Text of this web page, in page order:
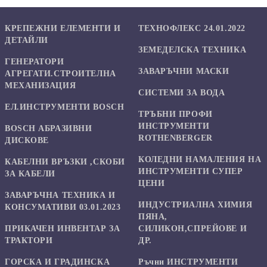
КРЕПЕЖНИ ЕЛЕМЕНТИ И
ДЕТАЙЛИ
ГЕНЕРАТОРИ
АГРЕГАТИ.СТРОИТЕЛНА
МЕХАНИЗАЦИЯ
ЕЛ.ИНСТРУМЕНТИ BOSCH
BOSCH АБРАЗИВНИ
ДИСКОВЕ
КАБЕЛНИ ВРЪЗКИ ,СКОБИ
ЗА КАБЕЛИ
ЗАВАРЪЧНА ТЕХНИКА И
КОНСУМАТИВИ 03.01.2023
ПРИКАЧЕН ИНВЕНТАР ЗА
ТРАКТОРИ
ГОРСКА И ГРАДИНСКА
ТЕХНОФЛЕКС 24.01.2022
ЗЕМЕДЕЛСКА ТЕХНИКА
ЗАВАРЪЧНИ МАСКИ
СИСТЕМИ ЗА ВОДА
ТРЪБНИ ПРОФИ
ИНСТРУМЕНТИ
ROTHENBERGER
КОЛЕДНИ НАМАЛЕНИЯ НА
ИНСТРУМЕНТИ СУПЕР
ЦЕНИ
ИНДУСТРИАЛНА ХИМИЯ
ПЯНА,
СИЛИКОН,СПРЕЙОВЕ И
ДР.
Ръчни ИНСТРУМЕНТИ